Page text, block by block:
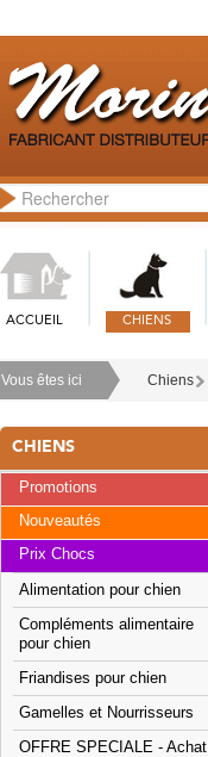
ACCUEIL CHIENS
Vous êtes ici Chiens
CHIENS
Promotions
Nouveautés
Prix Chocs
Alimentation pour chien
Compléments alimentaire
pour chien
Friandises pour chien
Gamelles et Nourrisseurs
OFFRE SPECIALE - Achat